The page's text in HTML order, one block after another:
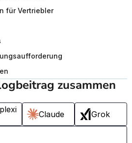
für Vertriebler
zusammen
Claude Grok